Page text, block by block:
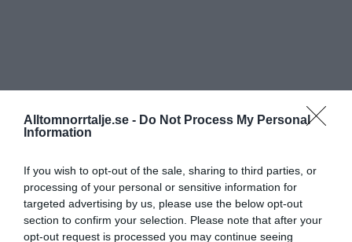
Alltomnorrtalje.se - Do Not Process My Personal
Information
If you wish to opt-out of the sale, sharing to third parties, or
processing of your personal or sensitive information for
targeted advertising by us, please use the below opt-out
section to confirm your selection. Please note that after your
opt-out request is processed you may continue seeing